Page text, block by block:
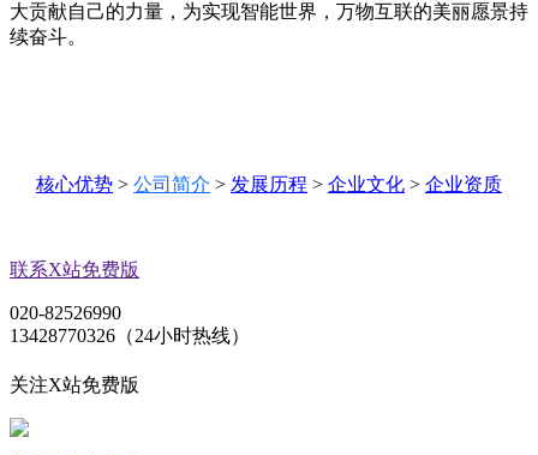
大贡献自己的力量，为实现智能世界，万物互联的美丽愿景持
续奋斗。
核心优势 > 公司简介 > 发展历程 > 企业文化 > 企业资质
联系X站免费版
020-82526990
13428770326（24小时热线）
关注X站免费版